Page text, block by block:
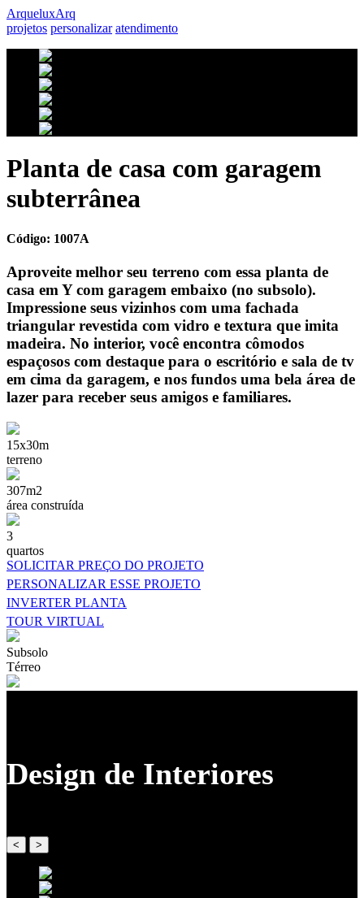
ArqueluxArq
projetos personalizar atendimento
Planta de casa com garagem
subterrânea
Código: 1007A
Aproveite melhor seu terreno com essa planta de
casa em Y com garagem embaixo (no subsolo).
Impressione seus vizinhos com uma fachada
triangular revestida com vidro e textura que imita
madeira. No interior, você encontra cômodos
espaçosos com destaque para o escritório e sala de tv
em cima da garagem, e nos fundos uma bela área de
lazer para receber seus amigos e familiares.
15x30m
terreno
307m2
área construída
3
quartos
SOLICITAR PREÇO DO PROJETO
PERSONALIZAR ESSE PROJETO
INVERTER PLANTA
TOUR VIRTUAL
Subsolo
Térreo
Design de Interiores
< >